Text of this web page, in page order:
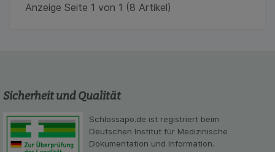
Anzeige Seite 1 von 1 (8 Artikel)
Sicherheit und Qualität
Schlossapo.de ist registriert beim
Deutschen Institut für Medizinische
Dokumentation und Information.